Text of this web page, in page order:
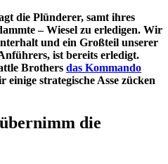
die Plünderer, samt ihres
– Wiesel zu erledigen. Wir
und ein Großteil unserer
ist bereits erledigt.
Brothers das Kommando
einige strategische Asse zücken
die